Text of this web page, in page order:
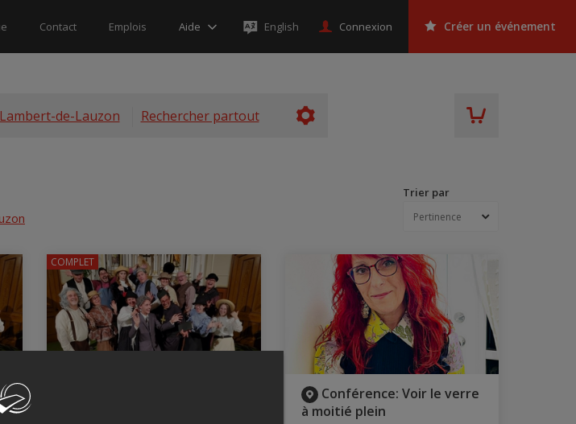
Contact Emplois Aide English Connexion Créer un événement
de-Lauzon Rechercher partout
Trier par
COMPLET
Conférence: Voir le verre
à moitié plein